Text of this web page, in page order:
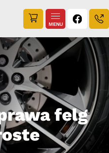
MENU
felg